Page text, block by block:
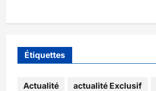
Étiquettes
Actualité actualité Exclusif